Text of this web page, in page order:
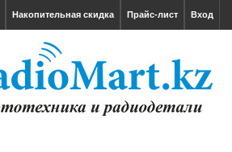
Вход
Прайс-лист
Накопительная скидка